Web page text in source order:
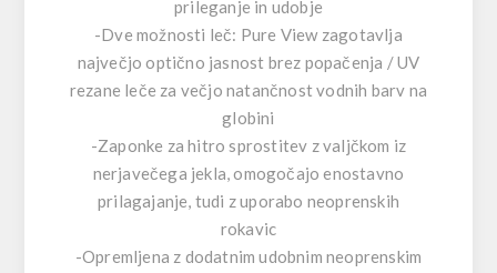
prileganje in udobje
-Dve možnosti leč: Pure View zagotavlja
največjo optično jasnost brez popačenja / UV
rezane leče za večjo natančnost vodnih barv na
globini
-Zaponke za hitro sprostitev z valjčkom iz
nerjavečega jekla, omogočajo enostavno
prilagajanje, tudi z uporabo neoprenskih
rokavic
-Opremljena z dodatnim udobnim neoprenskim